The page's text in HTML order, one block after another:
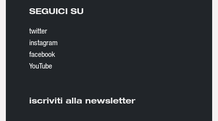
SEGUICI SU
twitter
instagram
facebook
YouTube
iscriviti alla newsletter